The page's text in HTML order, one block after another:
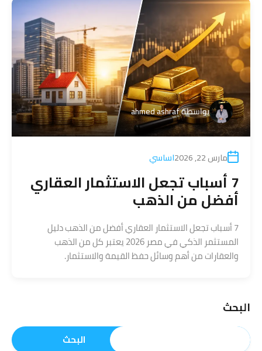
بواسطةahmed ashraf
مارس 22, 2026 اساسي
7 أسباب تجعل الاستثمار العقاري
أفضل من الذهب
7 أسباب تجعل الاستثمار العقاري أفضل من الذهب دليل
المستثمر الذكي في مصر 2026 يعتبر كل من الذهب
والعقارات من أهم وسائل حفظ القيمة والاستثمار.
البحث
البحث